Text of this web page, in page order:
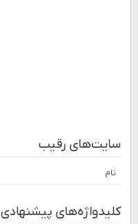
سایت‌های رقیب
نام
کلیدواژه‌های پیشنهادی